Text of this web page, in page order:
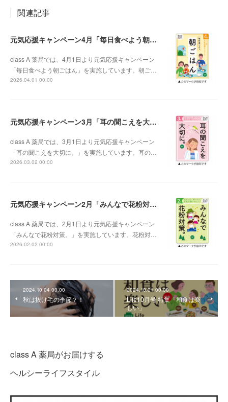
関連記事
元気応援キャンペーン4月「毎日食べよう朝ごはん」
class A 薬局では、4月1日より元気応援キャンペーン
「毎日食べよう朝ごはん」を実施しています。朝ご…
2026.04.01 00:00
元気応援キャンペーン3月「耳の聞こえを大切に。」
class A 薬局では、3月1日より元気応援キャンペーン
「耳の聞こえを大切に。」を実施しています。耳の…
2026.03.02 00:00
元気応援キャンペーン2月「みんなで花粉対策。」
class A 薬局では、2月1日より元気応援キャンペーン
「みんなで花粉対策。」を実施しています。花粉対…
2026.02.02 00:00
2024.10.04 00:00
秋は抜け毛の季節？！
2024.10.01 00:00
Life10月号 特集「和食は楽
しい」
class A 薬局がお届けする
ヘルシーライフスタイル